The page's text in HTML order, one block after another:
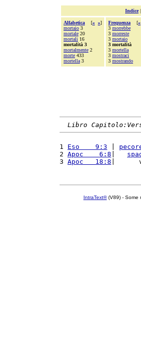
Indice|
Alfabetica [« »]
mortaio 3
mortale 20
mortali 16
mortalità 3
mortalmente 2
morte 433
mortella 3
Frequenza [«
3 morrebbe
3 morreste
3 mortaio
3 mortalità
3 mortella
3 mostraci
3 mostrando
Libro
1 Eso    9:3
2 Apoc    6:8
3 Apoc   18:8 |
IntraText®(V89) - Some